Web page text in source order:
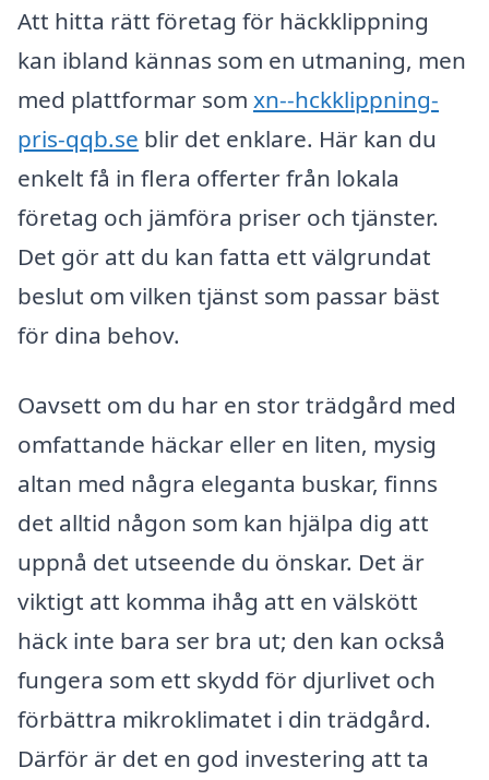
Att hitta rätt företag för häckklippning
kan ibland kännas som en utmaning, men
med plattformar som xn--hckklippning-
pris-qqb.se blir det enklare. Här kan du
enkelt få in flera offerter från lokala
företag och jämföra priser och tjänster.
Det gör att du kan fatta ett välgrundat
beslut om vilken tjänst som passar bäst
för dina behov.
Oavsett om du har en stor trädgård med
omfattande häckar eller en liten, mysig
altan med några eleganta buskar, finns
det alltid någon som kan hjälpa dig att
uppnå det utseende du önskar. Det är
viktigt att komma ihåg att en välskött
häck inte bara ser bra ut; den kan också
fungera som ett skydd för djurlivet och
förbättra mikroklimatet i din trädgård.
Därför är det en god investering att ta